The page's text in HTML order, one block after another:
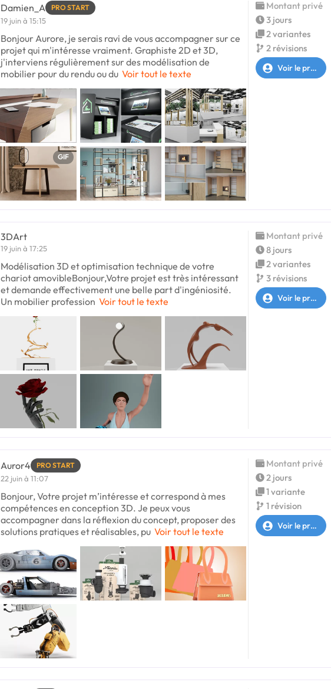
Damien_A PRO START
19 juin à 15:15
Bonjour Aurore, je serais ravi de vous accompagner sur ce
projet qui m'intéresse vraiment. Graphiste 2D et 3D,
j'interviens régulièrement sur des modélisation de
mobilier pour du rendu ou du Voir tout le texte
GIF
Montant privé
3 jours
2 variantes
2 révisions
Voir le profil
3DArt
19 juin à 17:25
Modélisation 3D et optimisation technique de votre
chariot amovible ​Bonjour, ​Votre projet est très intéressant
et demande effectivement une belle part d'ingéniosité.
Un mobilier profession Voir tout le texte
Montant privé
8 jours
2 variantes
3 révisions
Voir le profil
Auror4 PRO START
22 juin à 11:07
Bonjour, Votre projet m’intéresse et correspond à mes
compétences en conception 3D. Je peux vous
accompagner dans la réflexion du concept, proposer des
solutions pratiques et réalisables, pu Voir tout le texte
Montant privé
2 jours
1 variante
1 révision
Voir le profil